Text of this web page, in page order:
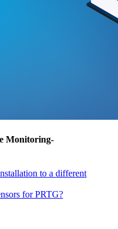
Monitoring-
to a different
for PRTG?